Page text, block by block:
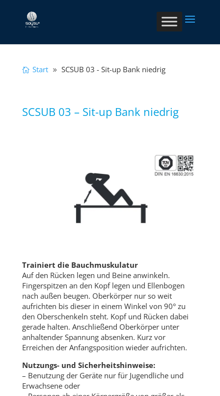
Start SCSUB 03 - Sit-up Bank niedrig
SCSUB 03 – Sit-up Bank niedrig
Trainiert die Bauchmuskulatur
Auf den Rücken legen und Beine anwinkeln.
Fingerspitzen an den Kopf legen und Ellenbogen
nach außen beugen. Oberkörper nur so weit
aufrichten bis dieser in einem Winkel von 90° zu
den Oberschenkeln steht. Kopf und Rücken dabei
gerade halten. Anschließend Oberkörper unter
anhaltender Spannung absenken. Kurz vor
Erreichen der Anfangsposition wieder aufrichten.
Nutzungs- und Sicherheitshinweise:
– Benutzung der Geräte nur für Jugendliche und
Erwachsene oder